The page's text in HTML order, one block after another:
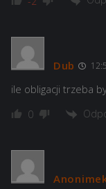
Dub
ile obligacji trzeba
0